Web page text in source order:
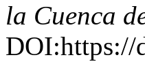
la Cuenca
DOI:https://